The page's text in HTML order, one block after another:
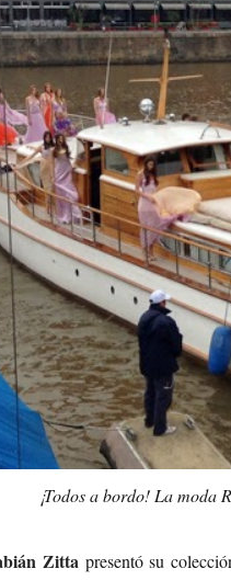
¡Todos a bordo! La moda
Zitta presentó su